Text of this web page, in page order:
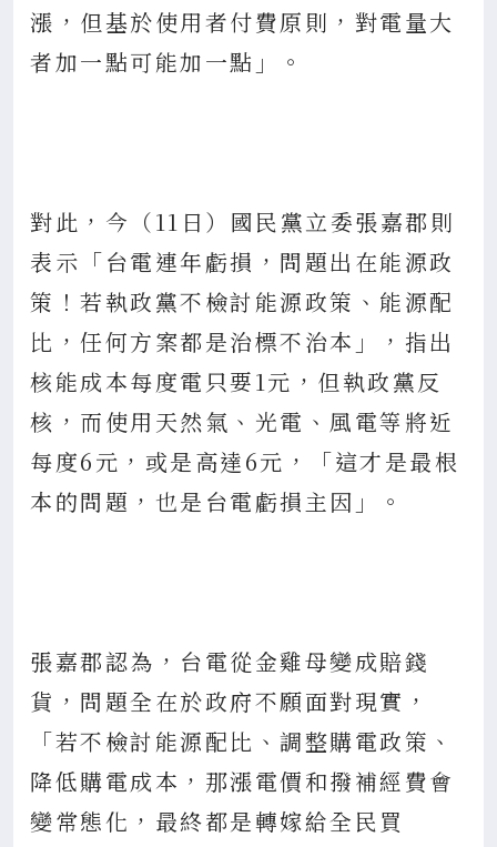
漲，但基於使用者付費原則，對電量大
者加一點可能加一點」。
對此，今（11日）國民黨立委張嘉郡則
表示「台電連年虧損，問題出在能源政
策！若執政黨不檢討能源政策、能源配
比，任何方案都是治標不治本」，指出
核能成本每度電只要1元，但執政黨反
核，而使用天然氣、光電、風電等將近
每度6元，或是高達6元，「這才是最根
本的問題，也是台電虧損主因」。
張嘉郡認為，台電從金雞母變成賠錢
貨，問題全在於政府不願面對現實，
「若不檢討能源配比、調整購電政策、
降低購電成本，那漲電價和撥補經費會
變常態化，最終都是轉嫁給全民買